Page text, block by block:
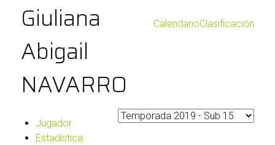
CalendarioClasificación
Giuliana
Abigail
NAVARRO
Jugador
Estadística